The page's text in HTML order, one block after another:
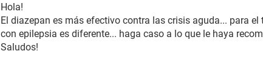
Hola!
El diazepan es más efectivo contra las crisis aguda... para
con epilepsia es diferente... haga caso a lo que le haya
Saludos!